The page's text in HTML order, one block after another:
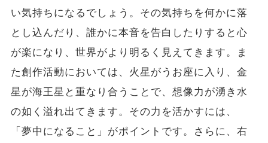
い気持ちになるでしょう。その気持ちを何かに落
とし込んだり、誰かに本音を告白したりすると心
が楽になり、世界がより明るく見えてきます。ま
た創作活動においては、火星がうお座に入り、金
星が海王星と重なり合うことで、想像力が湧き水
の如く溢れ出てきます。その力を活かすには、
「夢中になること」がポイントです。さらに、右